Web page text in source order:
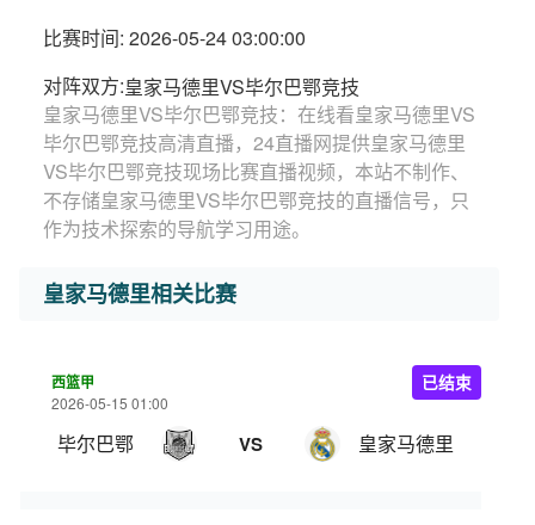
比赛时间: 2026-05-24 03:00:00
对阵双方:皇家马德里VS毕尔巴鄂竞技
皇家马德里VS毕尔巴鄂竞技：在线看皇家马德里VS
毕尔巴鄂竞技高清直播，24直播网提供皇家马德里
VS毕尔巴鄂竞技现场比赛直播视频，本站不制作、
不存储皇家马德里VS毕尔巴鄂竞技的直播信号，只
作为技术探索的导航学习用途。
皇家马德里相关比赛
西篮甲
2026-05-15 01:00
毕尔巴鄂 VS 皇家马德里
已结束